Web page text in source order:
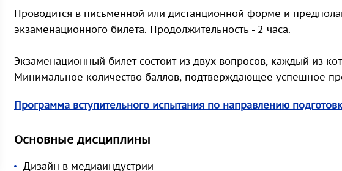
Проводится в письменной или дистанционной форме и
экзаменационного билета. Продолжительность - 2 часа.
Экзаменационный билет состоит из двух вопросов, каждый из
Минимальное количество баллов, подтверждающее успешное
Программа вступительного испытания по направлению
Основные дисциплины
Дизайн в медиаиндустрии